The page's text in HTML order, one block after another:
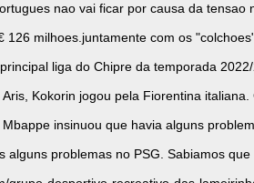
nao vai ficar por causa da
126 milhoes.juntamente com os
liga do Chipre da temporada
Kokorin jogou pela Fiorentina
insinuou que havia alguns
alguns problemas no PSG. Sabiamos